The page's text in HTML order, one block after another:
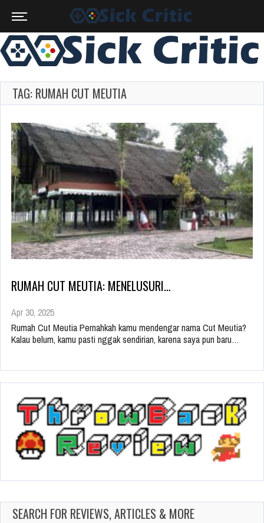
TAG: RUMAH CUT MEUTIA
RUMAH CUT MEUTIA: MENELUSURI…
Apr 30, 2025
Rumah Cut Meutia Pernahkah kamu mendengar nama Cut Meutia?
Kalau belum, kamu pasti nggak sendirian, karena saya pun baru…
SEARCH FOR REVIEWS, ARTICLES & MORE